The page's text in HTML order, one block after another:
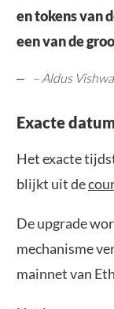
en tokens van
een van de
– Aldus
Exacte
Het exacte
blijkt uit de
De upgrade
mechanisme
mainnet van